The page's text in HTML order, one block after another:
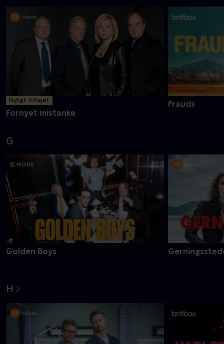
Nyligt tilføjet
Fornyet mistanke
Frauds
G
Golden Boys
H